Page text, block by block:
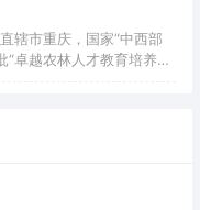
“国家大学生文化素质教
合作示范校、重庆市一流
教育信息化试点单位，为
辖市重庆，国家“中西部
卓越农林人才教育培养计
1954年1月，时名重庆师